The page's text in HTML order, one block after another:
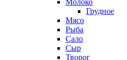
Грудное
Мясо
Рыба
Сало
Сыр
Творог